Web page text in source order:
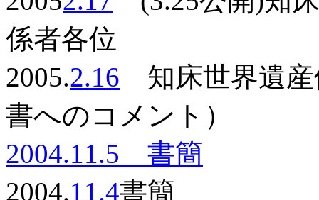
係者各位
2005.2.16 知床世界遺産
書へのコメント）
2004.11.5 書簡
2004.11.4書簡